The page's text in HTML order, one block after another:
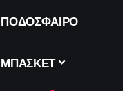
ΠΟΔΟΣΦΑΙΡΟ
ΜΠΑΣΚΕΤ